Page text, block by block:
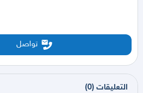
تواصل
التعليقات (
0
)